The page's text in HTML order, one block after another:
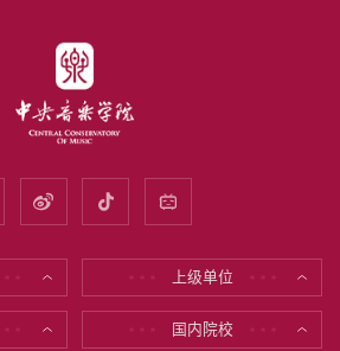
上级单位
国内院校